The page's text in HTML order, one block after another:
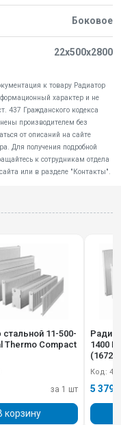
Боковое
22x500x2800
к товару Радиатор
характер и не
437 Гражданского кодекса
производителем без
от описаний на сайте
Для получения подробной
к сотрудникам отдела
или в разделе "Контакты".
стальной 11-500-
Thermo Compact
за 1 шт
корзину
1400
(1672
Код:
5 379